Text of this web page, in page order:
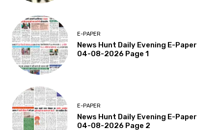
E-PAPER
News Hunt Daily Evening E-Paper
04-08-2026 Page 1
E-PAPER
News Hunt Daily Evening E-Paper
04-08-2026 Page 2